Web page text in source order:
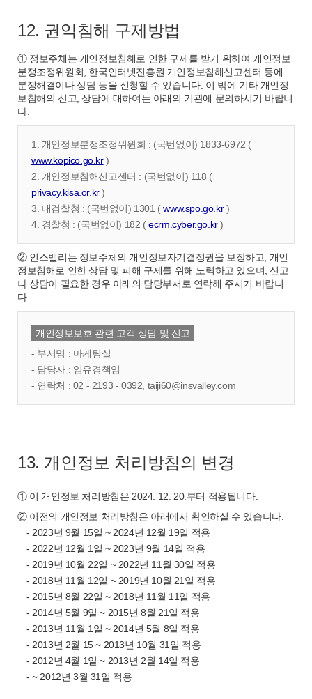
12. 권익침해 구제방법
① 정보주체는 개인정보침해로 인한 구제를 받기 위하여 개인정보
분쟁조정위원회, 한국인터넷진흥원 개인정보침해신고센터 등에
분쟁해결이나 상담 등을 신청할 수 있습니다. 이 밖에 기타 개인정
보침해의 신고, 상담에 대하여는 아래의 기관에 문의하시기 바랍니
다.
1. 개인정보분쟁조정위원회 : (국번없이) 1833-6972 (
www.kopico.go.kr)
2. 개인정보침해신고센터 : (국번없이) 118 (
privacy.kisa.or.kr)
3. 대검찰청 : (국번없이) 1301 (www.spo.go.kr)
4. 경찰청 : (국번없이) 182 (ecrm.cyber.go.kr)
② 인스밸리는 정보주체의 개인정보자기결정권을 보장하고, 개인
정보침해로 인한 상담 및 피해 구제를 위해 노력하고 있으며, 신고
나 상담이 필요한 경우 아래의 담당부서로 연락해 주시기 바랍니
다.
개인정보보호 관련 고객 상담 및 신고
- 부서명 : 마케팅실
- 담당자 : 임유경책임
- 연락처 : 02 - 2193 - 0392, taiji60@insvalley.com
13. 개인정보 처리방침의 변경
① 이 개인정보 처리방침은 2024. 12. 20.부터 적용됩니다.
② 이전의 개인정보 처리방침은 아래에서 확인하실 수 있습니다.
- 2023년 9월 15일 ~ 2024년 12월 19일 적용
- 2022년 12월 1일 ~ 2023년 9월 14일 적용
- 2019년 10월 22일 ~ 2022년 11월 30일 적용
- 2018년 11월 12일 ~ 2019년 10월 21일 적용
- 2015년 8월 22일 ~ 2018년 11월 11일 적용
- 2014년 5월 9일 ~ 2015년 8월 21일 적용
- 2013년 11월 1일 ~ 2014년 5월 8일 적용
- 2013년 2월 15 ~ 2013년 10월 31일 적용
- 2012년 4월 1일 ~ 2013년 2월 14일 적용
-~ 2012년 3월 31일 적용